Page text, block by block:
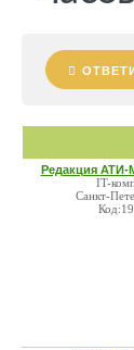
Редакция АТИ-
IT-
Санкт-